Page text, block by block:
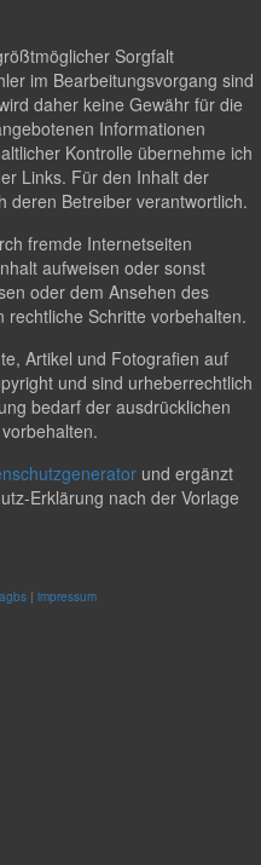
Sorgfalt
im Bearbeitungsvorgang sind
daher keine Gewähr für die
Informationen
Kontrolle übernehme ich
Links. Für den Inhalt der
deren Betreiber verantwortlich.
fremde Internetseiten
aufweisen oder sonst
oder dem Ansehen des
Schritte vorbehalten.
Artikel und Fotografien auf
und sind urheberrechtlich
bedarf der ausdrücklichen
und ergänzt
Erklärung nach der Vorlage
agbs | impressum